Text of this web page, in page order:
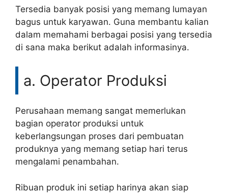
Tersedia banyak posisi yang memang lumayan
bagus untuk karyawan. Guna membantu kalian
dalam memahami berbagai posisi yang tersedia
di sana maka berikut adalah informasinya.
a. Operator Produksi
Perusahaan memang sangat memerlukan
bagian operator produksi untuk
keberlangsungan proses dari pembuatan
produknya yang memang setiap hari terus
mengalami penambahan.
Ribuan produk ini setiap harinya akan siap